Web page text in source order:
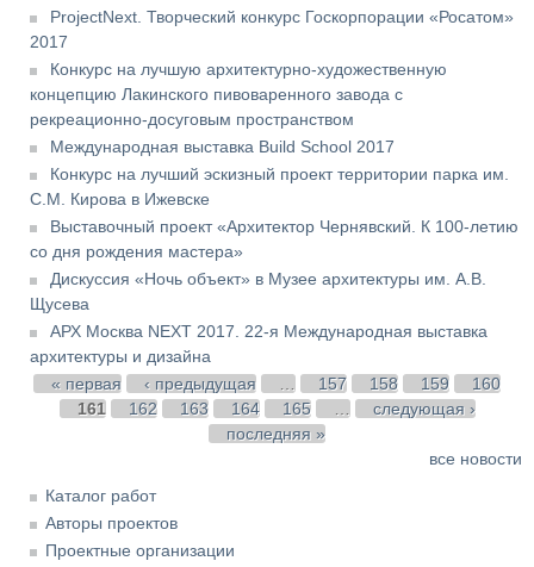
ProjectNext. Творческий конкурс Госкорпорации «Росатом»
2017
Конкурс на лучшую архитектурно-художественную
концепцию Лакинского пивоваренного завода с
рекреационно-досуговым пространством
Международная выставка Build School 2017
Конкурс на лучший эскизный проект территории парка им.
С.М. Кирова в Ижевске
Выставочный проект «Архитектор Чернявский. К 100-летию
со дня рождения мастера»
Дискуссия «Ночь объект» в Музее архитектуры им. А.В.
Щусева
АРХ Москва NEXT 2017. 22-я Международная выставка
архитектуры и дизайна
Страницы
« первая ‹ предыдущая 157 158 159
160
161
162 163 164 165
следующая ›
последняя »
все новости
Каталог работ
Авторы проектов
Проектные организации